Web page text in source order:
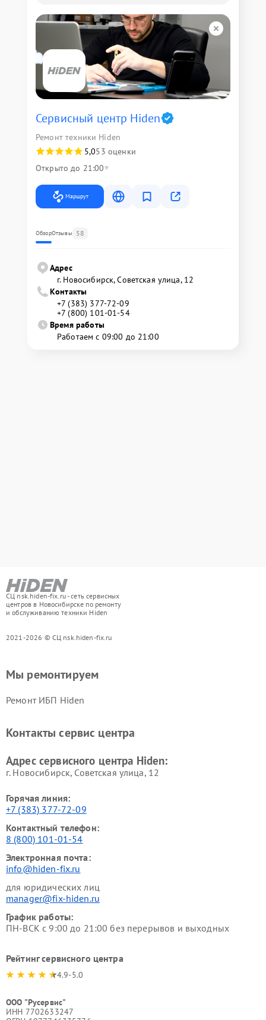
Сервисный центр Hiden
Ремонт техники Hiden
5,053 оценки
Открыто до 21:00
Маршрут
ОбзорОтзывы 58
Адрес
г. Новосибирск, Советская улица, 12
Контакты
+7 (383) 377-72-09
+7 (800) 101-01-54
Время работы
Работаем с 09:00 до 21:00
СЦ nsk.hiden-fix.ru - сеть сервисных
центров в Новосибирске по ремонту
и обслуживанию техники Hiden
2021-2026 © СЦ nsk.hiden-fix.ru
Мы ремонтируем
Ремонт ИБП Hiden
Контакты сервис центра
Адрес сервисного центра Hiden:
г. Новосибирск, Советская улица, 12
Горячая линия:
+7 (383) 377-72-09
Контактный телефон:
8 (800) 101-01-54
Электронная почта:
info@hiden-fix.ru
для юридических лиц
manager@fix-hiden.ru
График работы:
ПН-ВСК с 9:00 до 21:00 без перерывов и выходных
Рейтинг сервисного центра
4.9-5.0
ООО "Русервис"
ИНН 7702633247